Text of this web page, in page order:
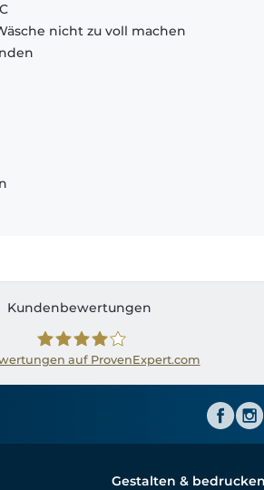
nicht zu voll machen
Kundenbewertungen
auf ProvenExpert.com
Gestalten & bedrucken